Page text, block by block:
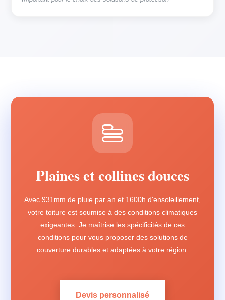
Plaines et collines douces
Avec 931mm de pluie par an et 1600h d'ensoleillement,
votre toiture est soumise à des conditions climatiques
exigeantes. Je maîtrise les spécificités de ces
conditions pour vous proposer des solutions de
couverture durables et adaptées à votre région.
Devis personnalisé